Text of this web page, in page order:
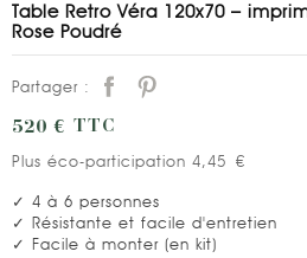
Table Retro Véra 120x70 –
Rose Poudré
Partager :
520 € TTC
Plus éco-participation 4,45 €
✓ 4 à 6 personnes
✓ Résistante et facile d'entretien
✓ Facile à monter (en kit)